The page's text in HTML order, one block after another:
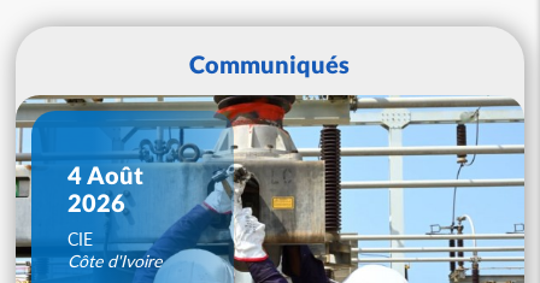
Communiqués
4 Août
2026
CIE
Côte d'Ivoire